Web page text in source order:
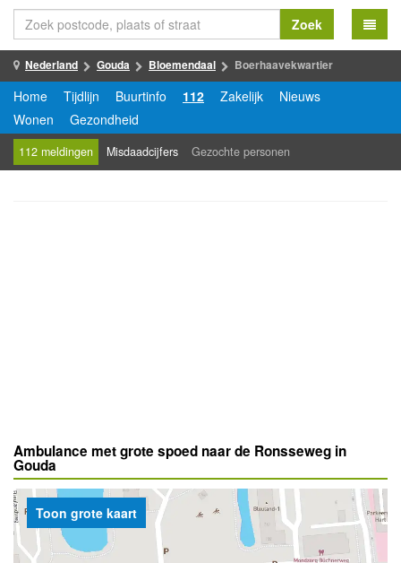
Zoek
Nederland Gouda Bloemendaal Boerhaavekwartier
Home Tijdlijn Buurtinfo 112 Zakelijk
Nieuws
Wonen
Gezondheid
112 meldingen Misdaadcijfers Gezochte personen
Ambulance met grote spoed naar de Ronsseweg in
Gouda
Toon grote kaart